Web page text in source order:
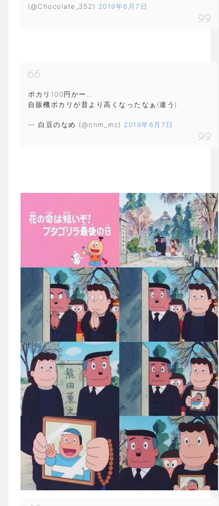
(@Chocolate_352) 2019年6月7日
ポカリ100円かー…
自販機ポカリが昔より高くなったなぁ(違う)
— 白豆のなめ (@nnm_mc) 2019年6月7日